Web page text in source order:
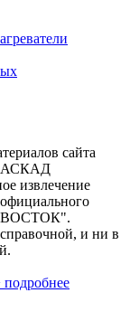
сайта
извлечение
ВОСТОК".
и ни в